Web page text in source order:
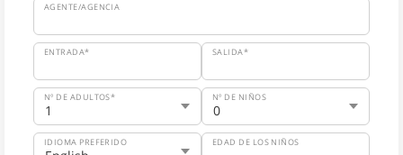
AGENTE/AGENCIA
ENTRADA* SALIDA*
Nº DE ADULTOS* Nº DE NIÑOS
IDIOMA PREFERIDO EDAD DE LOS NIÑOS